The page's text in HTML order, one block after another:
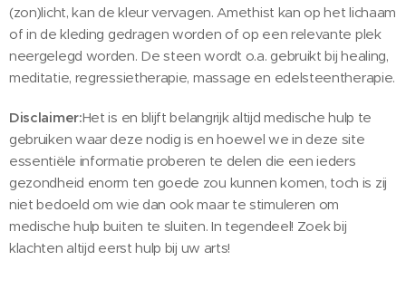
(zon)licht, kan de kleur vervagen. Amethist kan op het lichaam
of in de kleding gedragen worden of op een relevante plek
neergelegd worden. De steen wordt o.a. gebruikt bij healing,
meditatie, regressietherapie, massage en edelsteentherapie.
Disclaimer:Het is en blijft belangrijk altijd medische hulp te
gebruiken waar deze nodig is en hoewel we in deze site
essentiële informatie proberen te delen die een ieders
gezondheid enorm ten goede zou kunnen komen, toch is zij
niet bedoeld om wie dan ook maar te stimuleren om
medische hulp buiten te sluiten. In tegendeel! Zoek bij
klachten altijd eerst hulp bij uw arts!